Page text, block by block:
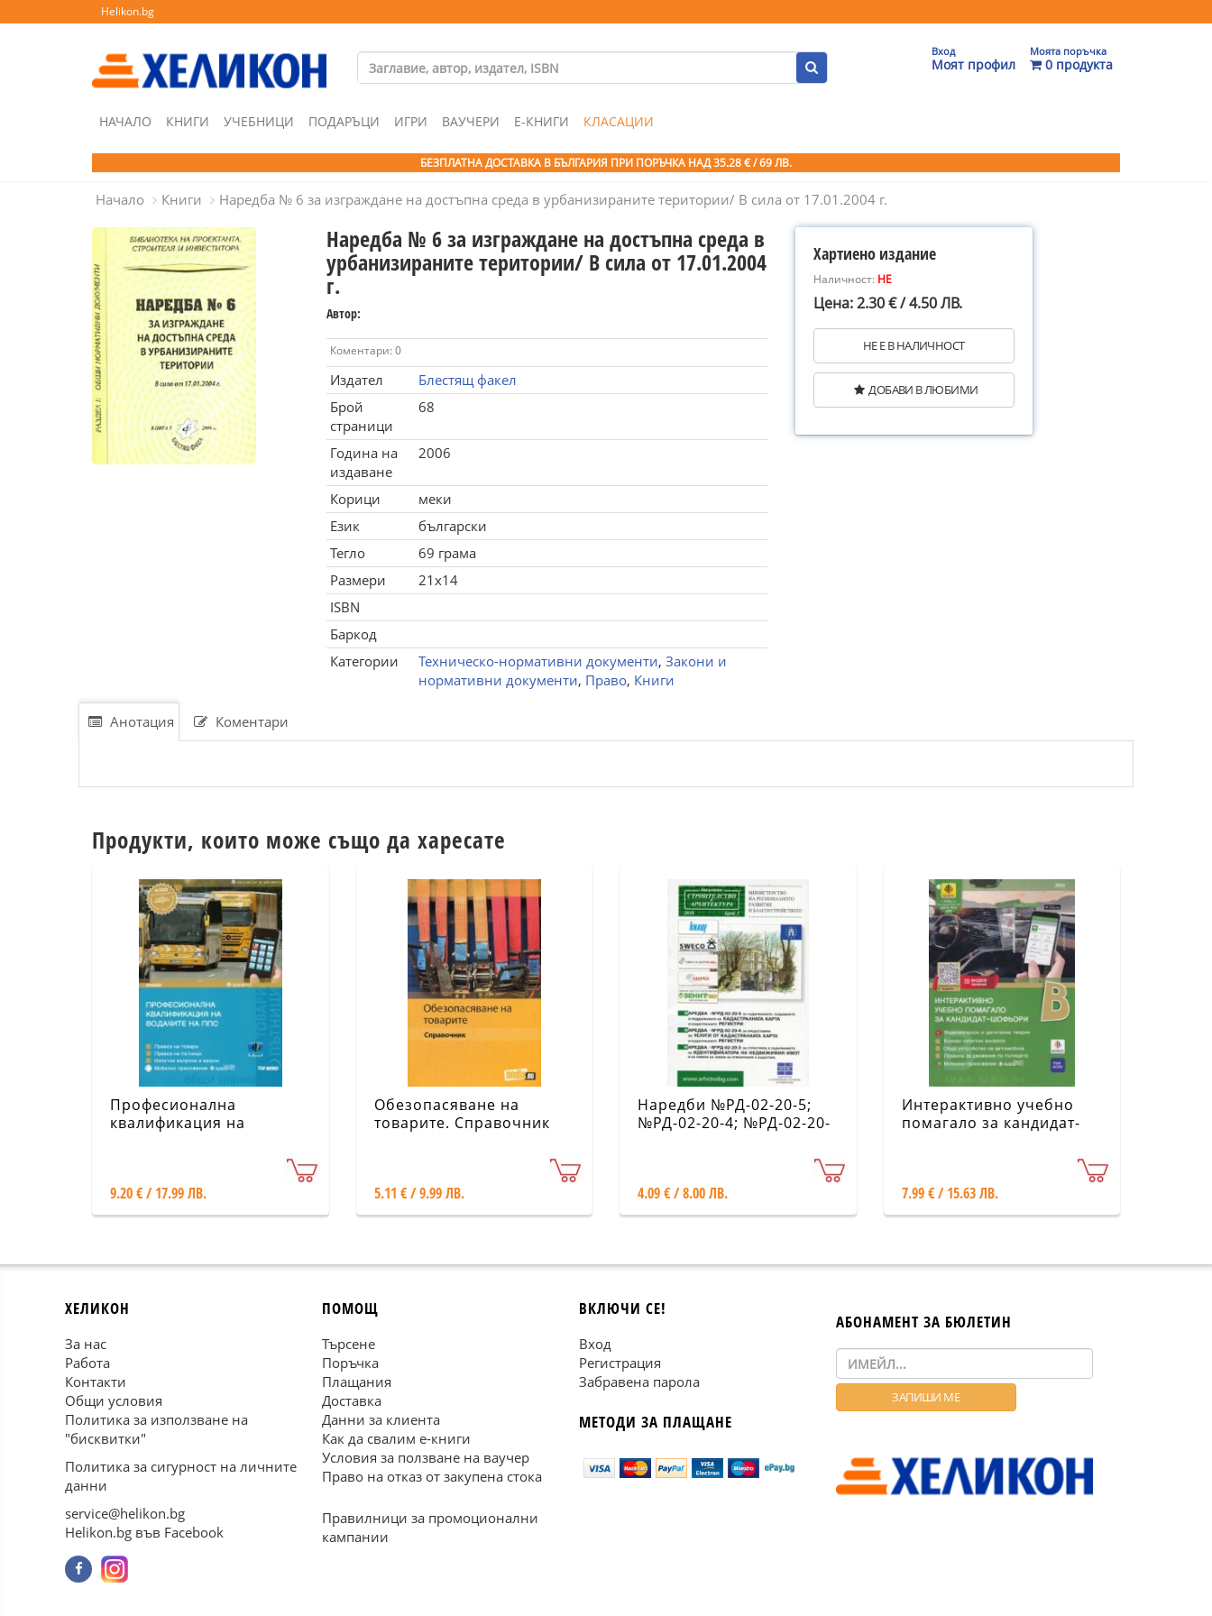
Helikon.bg
Вход
Моят профил
Моята поръчка
0 продукта
НАЧАЛО КНИГИ УЧЕБНИЦИ ПОДАРЪЦИ ИГРИ ВАУЧЕРИ Е-КНИГИ КЛАСАЦИИ
БЕЗПЛАТНА ДОСТАВКА В БЪЛГАРИЯ ПРИ ПОРЪЧКА НАД 35.28 € / 69 ЛВ.
Начало Книги Наредба № 6 за изграждане на достъпна среда в урбанизираните територии/ В сила от 17.01.2004 г.
Наредба № 6 за изграждане на достъпна среда в
урбанизираните територии/ В сила от 17.01.2004
г.
Автор:
Коментари: 0
Издател
Блестящ факел
Брой
страници
68
Година на
издаване
2006
Корици
меки
Език
български
Тегло
69 грама
Размери
21x14
ISBN
Баркод
Категории
Техническо-нормативни документи, Закони и
нормативни документи, Право, Книги
Хартиено издание
Наличност: НЕ
Цена: 2.30 € / 4.50 ЛВ.
НЕ Е В НАЛИЧНОСТ
ДОБАВИ В ЛЮБИМИ
Анотация Коментари
Продукти, които може също да харесате
Професионална
квалификация на
9.20 € / 17.99 ЛВ.
Обезопасяване на
товарите. Справочник
5.11 € / 9.99 ЛВ.
Наредби №РД-02-20-5;
№РД-02-20-4; №РД-02-20-
4.09 € / 8.00 ЛВ.
Интерактивно учебно
помагало за кандидат-
7.99 € / 15.63 ЛВ.
ХЕЛИКОН
За нас
Работа
Контакти
Общи условия
Политика за използване на
"бисквитки"
Политика за сигурност на личните
данни
service@helikon.bg
Helikon.bg във Facebook
ПОМОЩ
Търсене
Поръчка
Плащания
Доставка
Данни за клиента
Как да свалим е-книги
Условия за ползване на ваучер
Право на отказ от закупена стока
Правилници за промоционални
кампании
ВКЛЮЧИ СЕ!
Вход
Регистрация
Забравена парола
МЕТОДИ ЗА ПЛАЩАНЕ
АБОНАМЕНТ ЗА БЮЛЕТИН